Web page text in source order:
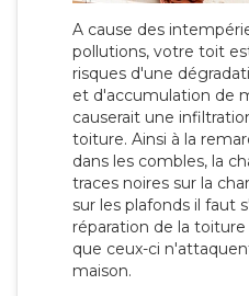
A cause des
pollutions, votre toit
risques d'une
et d'accumulation de
causerait une
toiture. Ainsi à la
dans les combles, la
traces noires sur la
sur les plafonds il faut
réparation de la
que ceux-ci
maison.